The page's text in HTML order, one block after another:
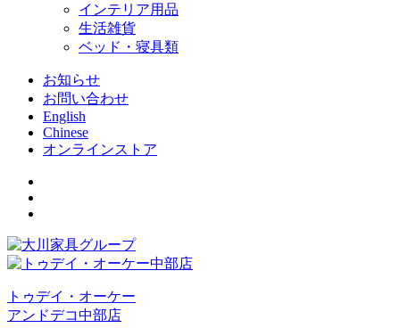
インテリア用品
生活雑貨
ベッド・寝具類
お知らせ
お問い合わせ
English
Chinese
オンラインストア
トゥデイ・オーケー
アンドデコ中部店